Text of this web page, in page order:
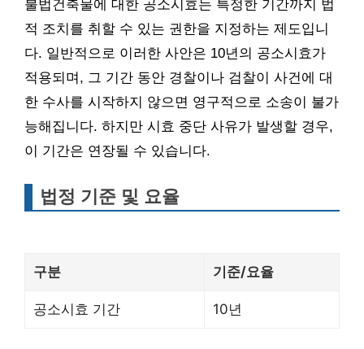
불법건축물에 대한 공소시효는 특정한 기간까지 법
적 조치를 취할 수 있는 권한을 지정하는 제도입니
다. 일반적으로 이러한 사안은 10년의 공소시효가
적용되며, 그 기간 동안 경찰이나 검찰이 사건에 대
한 수사를 시작하지 않으면 영구적으로 소송이 불가
능해집니다. 하지만 시효 중단 사유가 발생할 경우,
이 기간은 연장될 수 있습니다.
법정 기준 및 요율
구분 기준/요율
공소시효 기간 10년